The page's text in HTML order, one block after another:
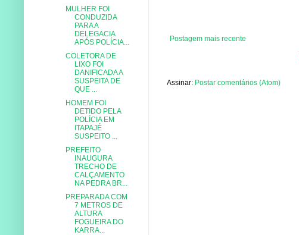
Postagem mais recente
Assinar: Postar comentários (Atom)
MULHER FOI
CONDUZIDA
PARA A
DELEGACIA
APÓS POLÍCIA...
COLETORA DE
LIXO FOI
DANIFICADA A
SUSPEITA DE
QUE ...
HOMEM FOI
DETIDO PELA
POLÍCIA EM
ITAPAJÉ
SUSPEITO ...
PREFEITO
INAUGURA
TRECHO DE
CALÇAMENTO
NA PEDRA BR...
PREPARADA COM
7 METROS DE
ALTURA
FOGUEIRA DO
KARRA...